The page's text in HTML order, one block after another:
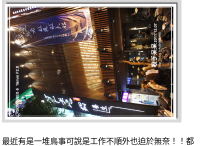
最近有是一堆鳥事可說是工作不順外也迫於無奈！！都